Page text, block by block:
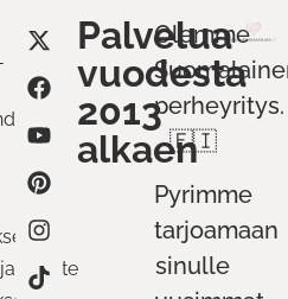
Palvelua
vuodesta
2013
alkaen
Olemme
perheyritys.
🇫🇮
Pyrimme
tarjoamaan
sinulle